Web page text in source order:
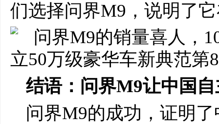
们选择问界M9，说明了
结语：问界M9让中国
问界M9的成功，证明